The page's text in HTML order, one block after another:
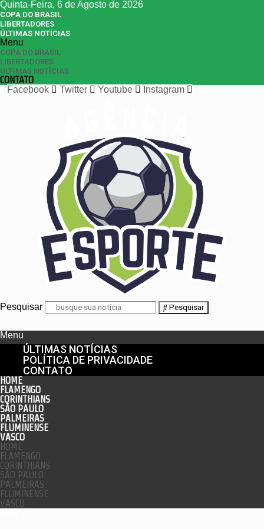
Quinta-Feira, 6 de Agosto de 2026
COPA DO BRASIL
LIBERTADORES
ÚLTIMAS NOTÍCIAS
Menu
COPA DO BRASIL
LIBERTADORES
ÚLTIMAS NOTÍCIAS
CONTATO
Facebook
Twitter Youtube Instagram
Pesquisar Pesquisar
Menu
ÚLTIMAS NOTÍCIAS
POLÍTICA DE PRIVACIDADE
CONTATO
HOME
FLAMENGO
CORINTHIANS
SÃO PAULO
PALMEIRAS
FLUMINENSE
VASCO
HOME
FLAMENGO
CORINTHIANS
SÃO PAULO
PALMEIRAS
FLUMINENSE
VASCO